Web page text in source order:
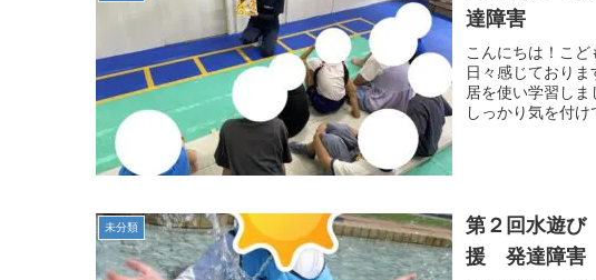
達障害
こんにちは！こ
日々感じており
居を使い学習し
しっかり気を付け
未分類
第２回水遊
援 発達障害